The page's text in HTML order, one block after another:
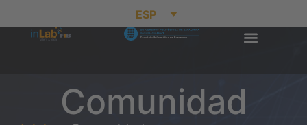
ESP
Comunidad